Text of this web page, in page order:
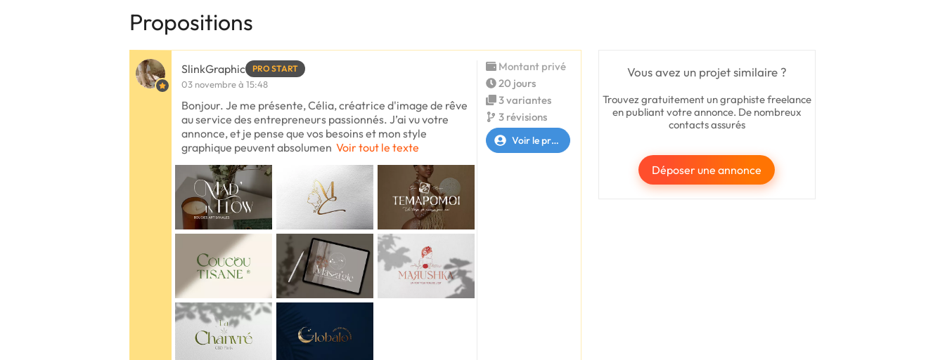
Propositions
Vous avez un projet similaire ?
Trouvez gratuitement un graphiste freelance
en publiant votre annonce. De nombreux
contacts assurés
Déposer une annonce
SlinkGraphic PRO START
03 novembre à 15:48
Bonjour. Je me présente, Célia, créatrice d'image de rêve
au service des entrepreneurs passionnés. J’ai vu votre
annonce, et je pense que vos besoins et mon style
graphique peuvent absolumen Voir tout le texte
Montant privé
20 jours
3 variantes
3 révisions
Voir le profil